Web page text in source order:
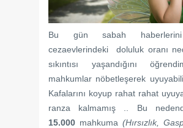
Bu gün sabah
cezaevlerindeki doluluk oranı
sıkıntısı yaşandığını
mahkumlar nöbetleşerek
Kafalarını koyup rahat rahat
ranza kalmamış .. Bu
15.000 mahkuma (Hırsızlık,